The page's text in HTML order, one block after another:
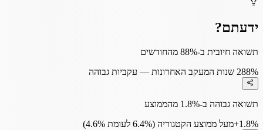
ידעתם?
תשואה חיובית ב-88% מהחודשים
88%2 שנות המעקב האחרונות — עקביות גבוהה
תשואה גבוהה ב-1.8% מהממוצע
+1.8%מעל ממוצע הקטגוריה (6.4% לעומת 4.6%)